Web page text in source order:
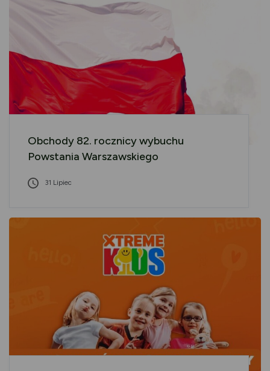
Obchody 82. rocznicy wybuchu
Powstania Warszawskiego
31 Lipiec